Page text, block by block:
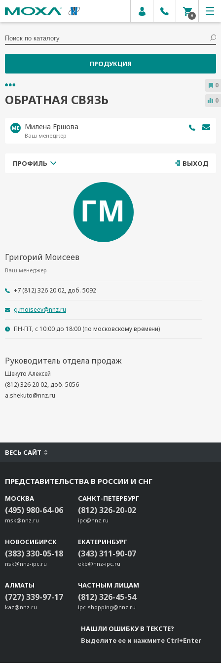
0
ПРОДУКЦИЯ
ОБРАТНАЯ СВЯЗЬ
Милена Ершова
Ваш менеджер
ПРОФИЛЬ ВЫХОД
Григорий Моисеев
Ваш менеджер
+7 (812) 326 20 02, доб. 5092
g.moiseev@nnz.ru
ПН-ПТ, с 10:00 до 18:00 (по московскому времени)
Руководитель отдела продаж
Шекуто Алексей
(812) 326 20 02, доб. 5056
a.shekuto@nnz.ru
ВЕСЬ САЙТ
ПРЕДСТАВИТЕЛЬСТВА В РОССИИ И СНГ
МОСКВА
(495) 980-64-06
msk@nnz.ru
САНКТ-ПЕТЕРБУРГ
(812) 326-20-02
ipc@nnz.ru
НОВОСИБИРСК
(383) 330-05-18
nsk@nnz-ipc.ru
ЕКАТЕРИНБУРГ
(343) 311-90-07
ekb@nnz-ipc.ru
АЛМАТЫ
(727) 339-97-17
kaz@nnz.ru
ЧАСТНЫМ ЛИЦАМ
(812) 326-45-54
ipc-shopping@nnz.ru
НАШЛИ ОШИБКУ В ТЕКСТЕ?
Выделите ее и нажмите Ctrl+Enter
0
0